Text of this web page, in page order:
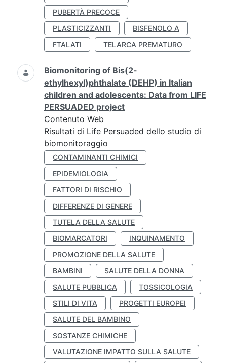
PUBERTÀ PRECOCE
PLASTICIZZANTI
BISFENOLO A
FTALATI
TELARCA PREMATURO
Biomonitoring of Bis(2-
ethylhexyl)phthalate (DEHP) in Italian
children and adolescents: Data from LIFE
PERSUADED project
Contenuto Web
Risultati di Life Persuaded dello studio di
biomonitoraggio
CONTAMINANTI CHIMICI
EPIDEMIOLOGIA
FATTORI DI RISCHIO
DIFFERENZE DI GENERE
TUTELA DELLA SALUTE
BIOMARCATORI
INQUINAMENTO
PROMOZIONE DELLA SALUTE
BAMBINI
SALUTE DELLA DONNA
SALUTE PUBBLICA
TOSSICOLOGIA
STILI DI VITA
PROGETTI EUROPEI
SALUTE DEL BAMBINO
SOSTANZE CHIMICHE
VALUTAZIONE IMPATTO SULLA SALUTE